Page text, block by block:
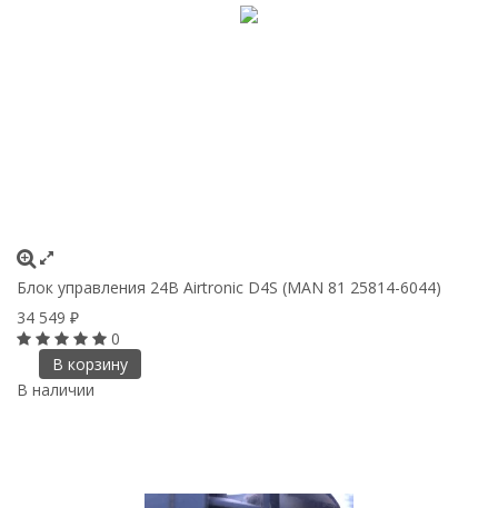
Блок управления 24B Airtronic D4S (MAN 81 25814-6044)
34 549 ₽
0
В корзину
В наличии